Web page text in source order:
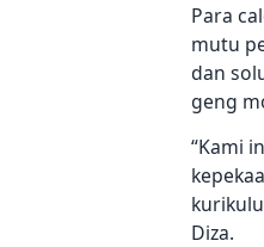
Para
mutu
dan
geng
“Kami
Diza.